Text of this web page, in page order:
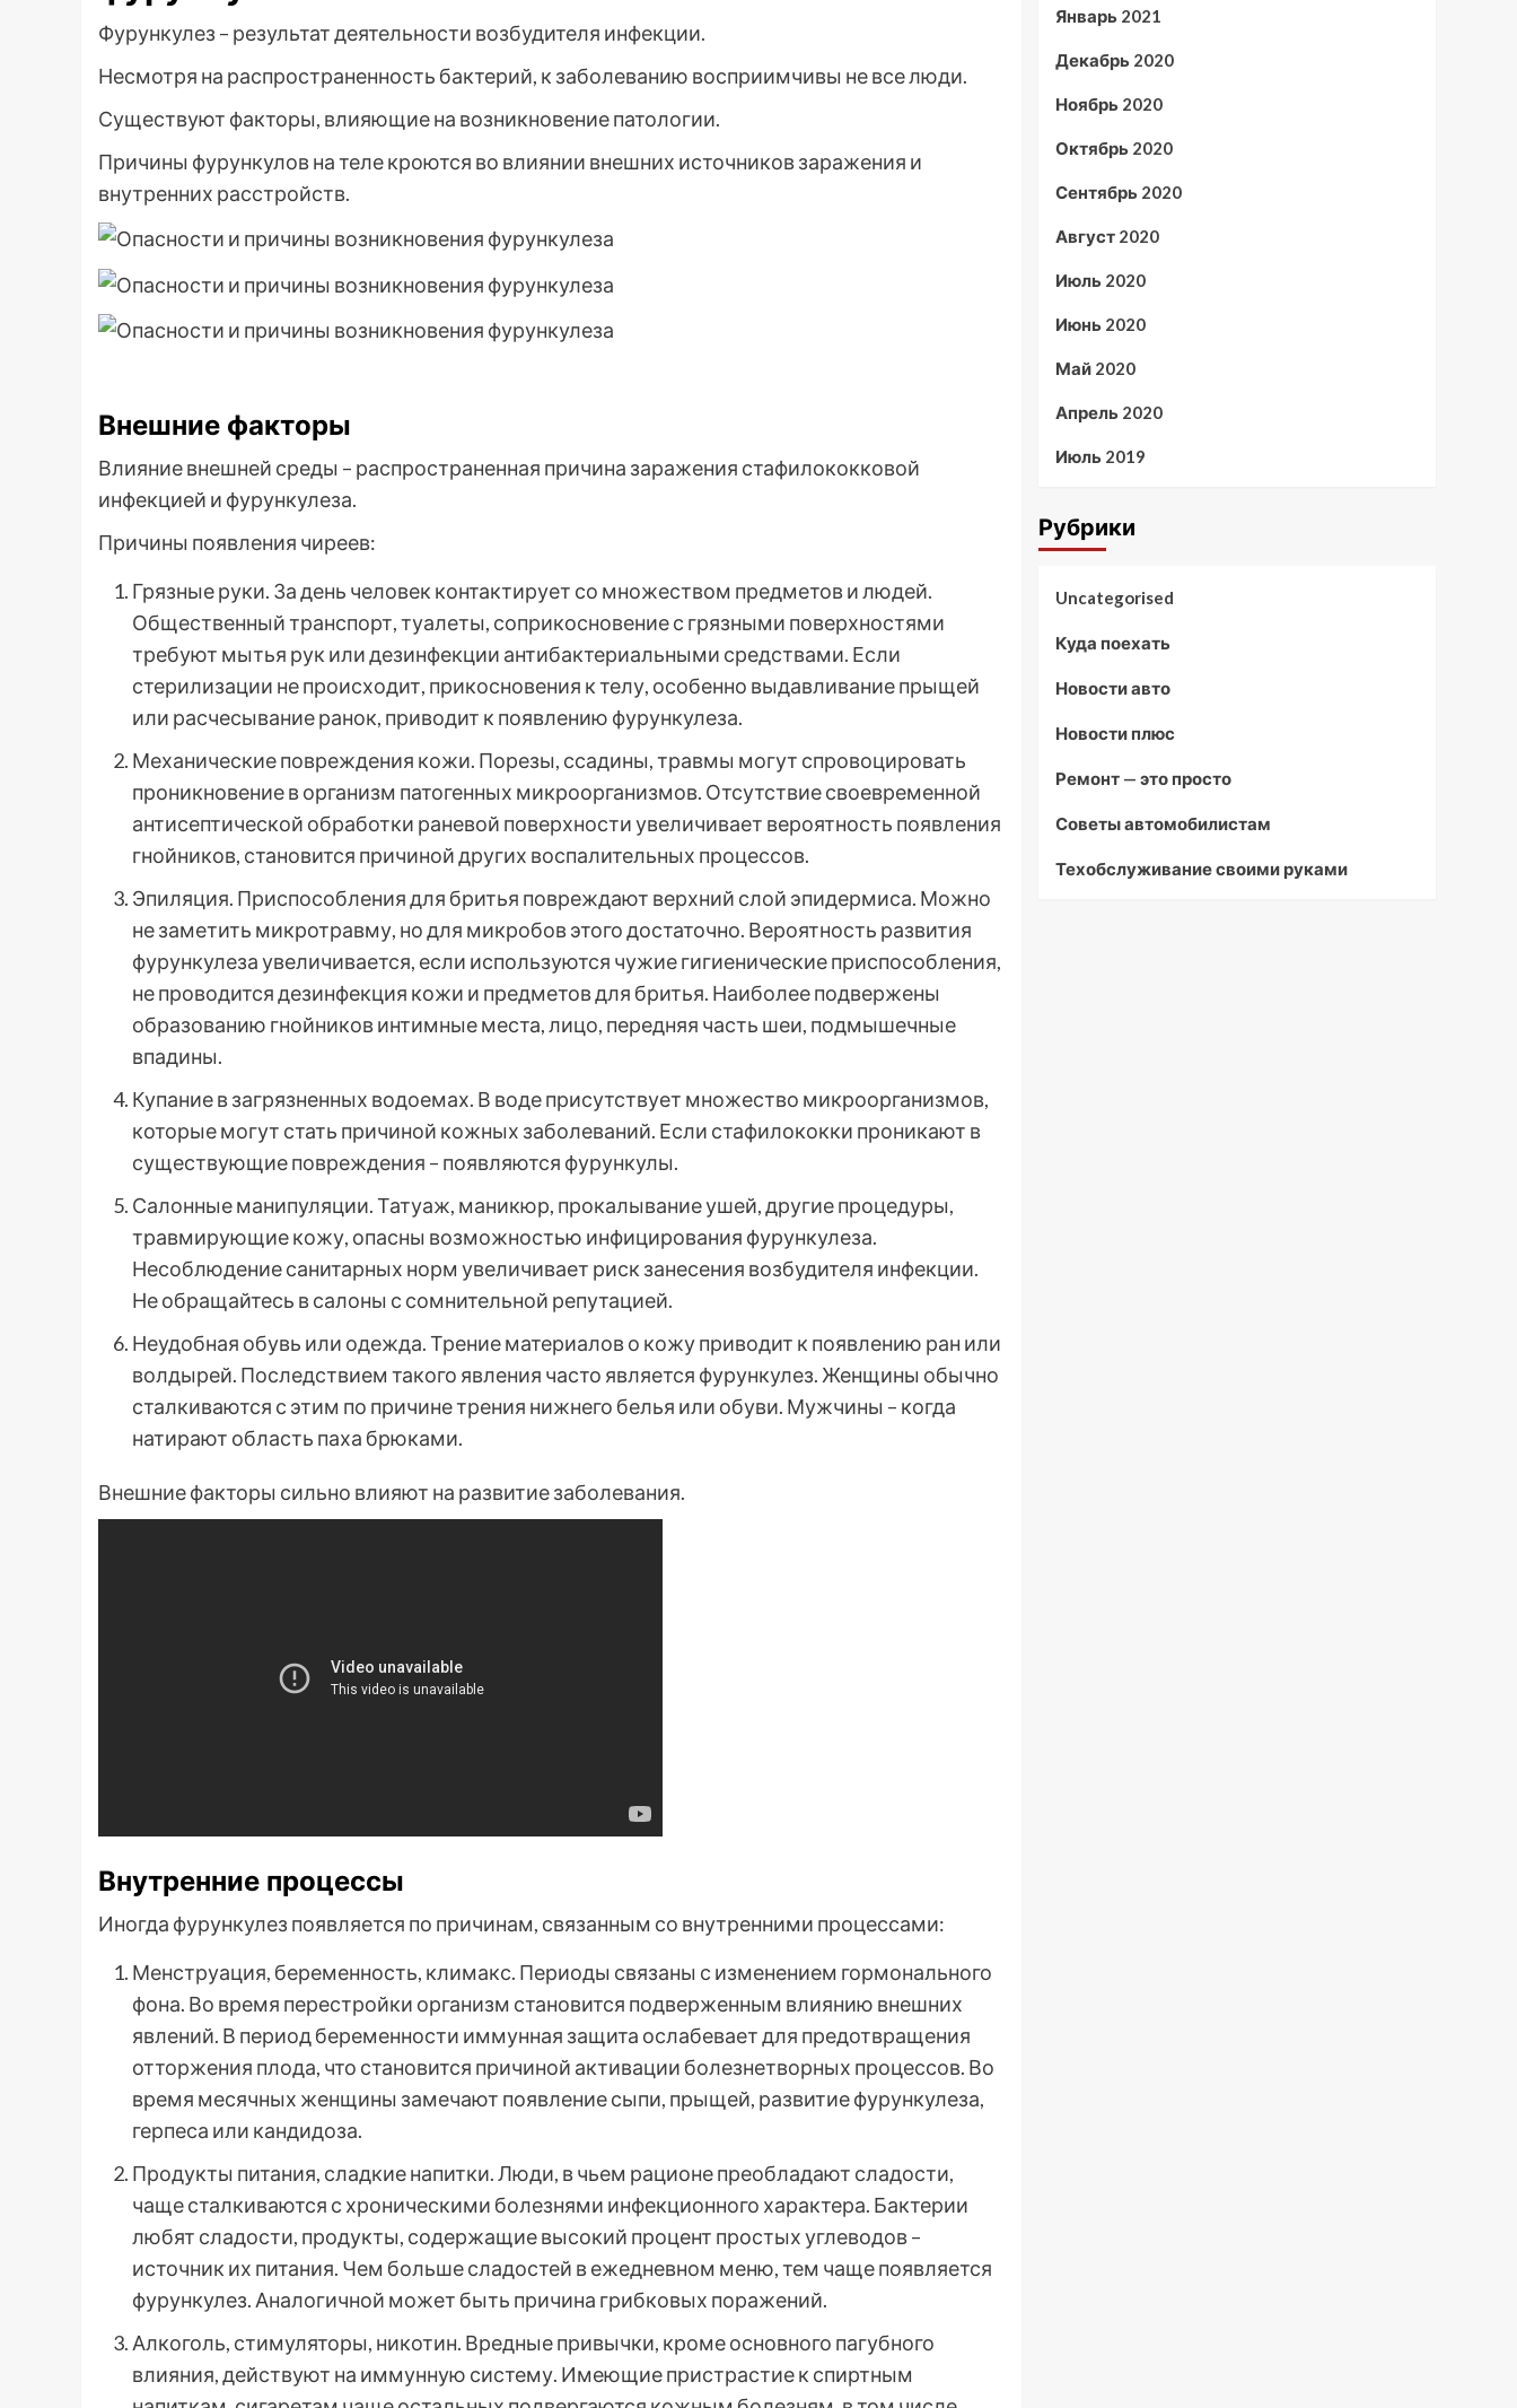
Фурункулез – результат деятельности возбудителя инфекции.
Несмотря на распространенность бактерий, к заболеванию восприимчивы не все люди.
Существуют факторы, влияющие на возникновение патологии.
Причины фурункулов на теле кроются во влиянии внешних источников заражения и
внутренних расстройств.
Внешние факторы
Влияние внешней среды – распространенная причина заражения стафилококковой
инфекцией и фурункулеза.
Причины появления чиреев:
Грязные руки. За день человек контактирует со множеством предметов и людей.
Общественный транспорт, туалеты, соприкосновение с грязными поверхностями
требуют мытья рук или дезинфекции антибактериальными средствами. Если
стерилизации не происходит, прикосновения к телу, особенно выдавливание прыщей
или расчесывание ранок, приводит к появлению фурункулеза.
Механические повреждения кожи. Порезы, ссадины, травмы могут спровоцировать
проникновение в организм патогенных микроорганизмов. Отсутствие своевременной
антисептической обработки раневой поверхности увеличивает вероятность появления
гнойников, становится причиной других воспалительных процессов.
Эпиляция. Приспособления для бритья повреждают верхний слой эпидермиса. Можно
не заметить микротравму, но для микробов этого достаточно. Вероятность развития
фурункулеза увеличивается, если используются чужие гигиенические приспособления,
не проводится дезинфекция кожи и предметов для бритья. Наиболее подвержены
образованию гнойников интимные места, лицо, передняя часть шеи, подмышечные
впадины.
Купание в загрязненных водоемах. В воде присутствует множество микроорганизмов,
которые могут стать причиной кожных заболеваний. Если стафилококки проникают в
существующие повреждения – появляются фурункулы.
Салонные манипуляции. Татуаж, маникюр, прокалывание ушей, другие процедуры,
травмирующие кожу, опасны возможностью инфицирования фурункулеза.
Несоблюдение санитарных норм увеличивает риск занесения возбудителя инфекции.
Не обращайтесь в салоны с сомнительной репутацией.
Неудобная обувь или одежда. Трение материалов о кожу приводит к появлению ран или
волдырей. Последствием такого явления часто является фурункулез. Женщины обычно
сталкиваются с этим по причине трения нижнего белья или обуви. Мужчины – когда
натирают область паха брюками.
Внешние факторы сильно влияют на развитие заболевания.
Внутренние процессы
Иногда фурункулез появляется по причинам, связанным со внутренними процессами:
Менструация, беременность, климакс. Периоды связаны с изменением гормонального
фона. Во время перестройки организм становится подверженным влиянию внешних
явлений. В период беременности иммунная защита ослабевает для предотвращения
отторжения плода, что становится причиной активации болезнетворных процессов. Во
время месячных женщины замечают появление сыпи, прыщей, развитие фурункулеза,
герпеса или кандидоза.
Продукты питания, сладкие напитки. Люди, в чьем рационе преобладают сладости,
чаще сталкиваются с хроническими болезнями инфекционного характера. Бактерии
любят сладости, продукты, содержащие высокий процент простых углеводов –
источник их питания. Чем больше сладостей в ежедневном меню, тем чаще появляется
фурункулез. Аналогичной может быть причина грибковых поражений.
Алкоголь, стимуляторы, никотин. Вредные привычки, кроме основного пагубного
влияния, действуют на иммунную систему. Имеющие пристрастие к спиртным
Январь 2021
Декабрь 2020
Ноябрь 2020
Октябрь 2020
Сентябрь 2020
Август 2020
Июль 2020
Июнь 2020
Май 2020
Апрель 2020
Июль 2019
Рубрики
Uncategorised
Куда поехать
Новости авто
Новости плюс
Ремонт — это просто
Советы автомобилистам
Техобслуживание своими руками